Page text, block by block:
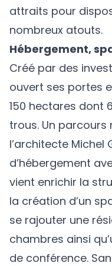
attraits pour
nombreux atouts.
Hébergement,
Créé par des
ouvert ses portes
150 hectares dont
trous. Un
l’architecte Michel
d’hébergement
vient enrichir la
la création d’un
se rajouter une
chambres ainsi
de conférence.